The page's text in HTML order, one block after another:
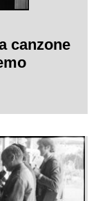
canzone